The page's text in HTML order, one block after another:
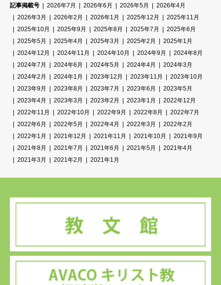
記事掲載号
2026年7月 2026年6月 2026年5月
2026年4月
2026年3月
2026年2月 2026年1月 2025年12月
2025年11月
2025年10月
2025年9月 2025年8月 2025年7月
2025年6月
2025年5月
2025年4月 2025年3月 2025年2月
2025年1月
2024年12月
2024年11月 2024年10月 2024年9月
2024年8月
2024年7月
2024年6月 2024年5月 2024年4月
2024年3月
2024年2月
2024年1月 2023年12月 2023年11月
2023年10月
2023年9月
2023年8月 2023年7月 2023年6月
2023年5月
2023年4月
2023年3月 2023年2月 2023年1月
2022年12月
2022年11月
2022年10月 2022年9月 2022年8月
2022年7月
2022年6月
2022年5月 2022年4月 2022年3月
2022年2月
2022年1月
2021年12月 2021年11月 2021年10月
2021年9月
2021年8月
2021年7月 2021年6月 2021年5月
2021年4月
2021年3月
2021年2月 2021年1月